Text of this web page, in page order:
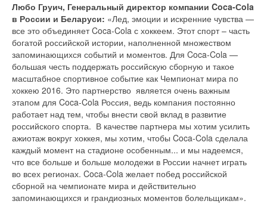
Любо Груич, Генеральный директор компании Coca-Сola
в России и Беларуси: «Лед, эмоции и искренние чувства —
все это объединяет Coca-Cola с хоккеем. Этот спорт – часть
богатой российской истории, наполненной множеством
запоминающихся событий и моментов. Для Coca-Cola —
большая честь поддержать российскую сборную и такое
масштабное спортивное событие как Чемпионат мира по
хоккею 2016. Это партнерство является очень важным
этапом для Coca-Cola Россия, ведь компания постоянно
работает над тем, чтобы внести свой вклад в развитие
российского спорта. В качестве партнера мы хотим усилить
ажиотаж вокруг хоккея, мы хотим, чтобы Coca-Cola сделала
каждый момент на стадионе особенным... и мы надеемся,
что все больше и больше молодежи в России начнет играть
во всех регионах. Coca-Cola желает побед российской
сборной на чемпионате мира и действительно
запоминающихся и грандиозных моментов болельщикам».